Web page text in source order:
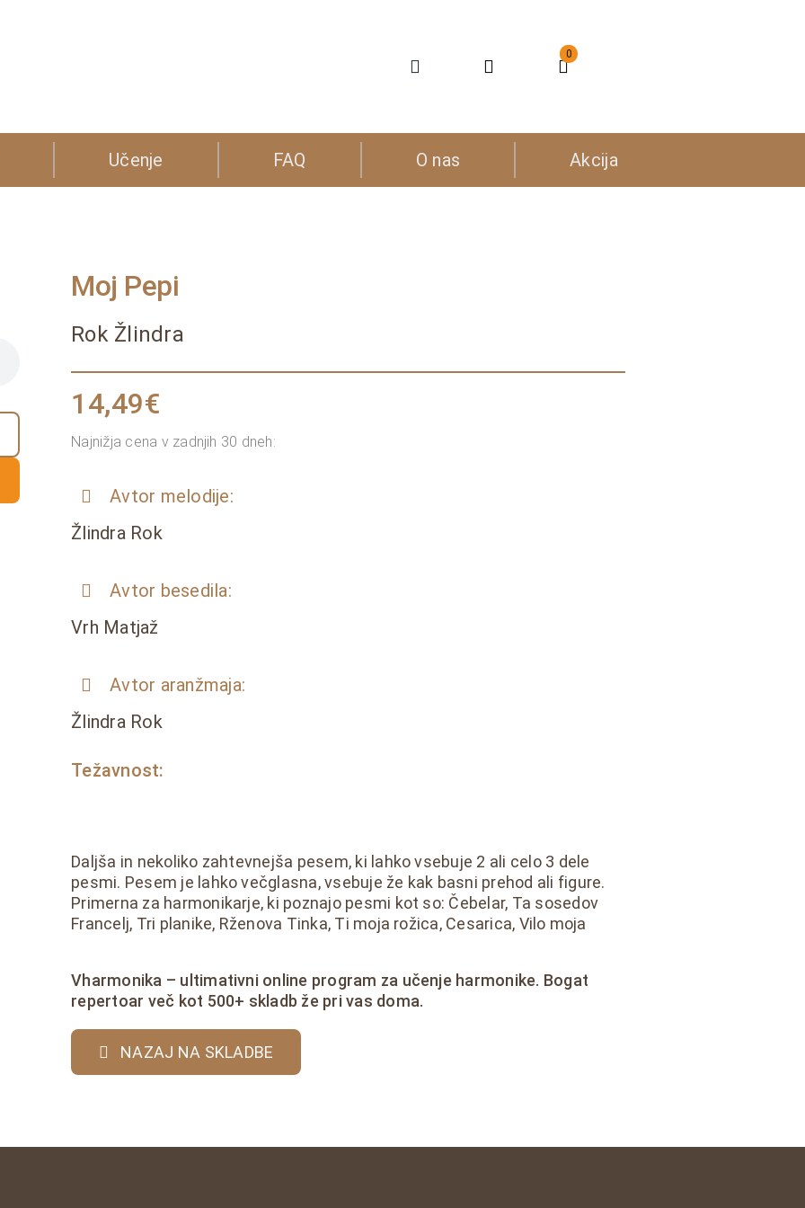
0
Učenje FAQ O nas Akcija
Moj Pepi
Rok Žlindra
14,49€
Najnižja cena v zadnjih 30 dneh:
Avtor melodije:
Žlindra Rok
Avtor besedila:
Vrh Matjaž
Avtor aranžmaja:
Žlindra Rok
Težavnost:
Daljša in nekoliko zahtevnejša pesem, ki lahko vsebuje 2 ali celo 3 dele
pesmi. Pesem je lahko večglasna, vsebuje že kak basni prehod ali figure.
Primerna za harmonikarje, ki poznajo pesmi kot so: Čebelar, Ta sosedov
Francelj, Tri planike, Rženova Tinka, Ti moja rožica, Cesarica, Vilo moja
Vharmonika – ultimativni online program za učenje harmonike. Bogat
repertoar več kot 500+ skladb že pri vas doma.
NAZAJ NA SKLADBE